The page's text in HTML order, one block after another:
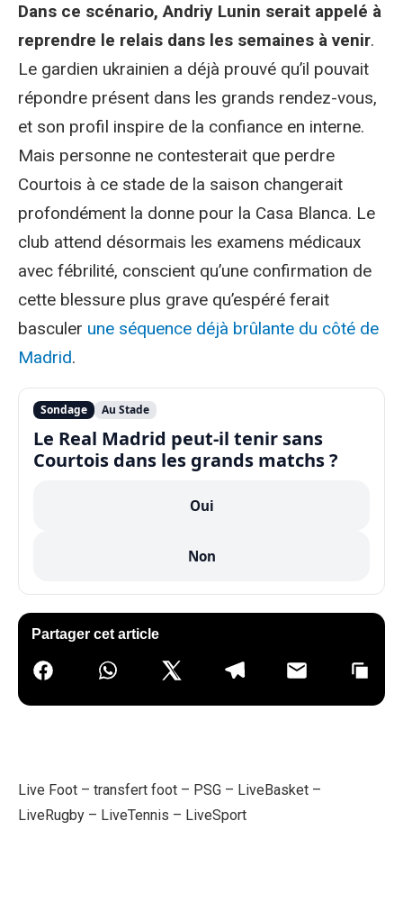
Dans ce scénario, Andriy Lunin serait appelé à
reprendre le relais dans les semaines à venir.
Le gardien ukrainien a déjà prouvé qu’il pouvait
répondre présent dans les grands rendez-vous,
et son profil inspire de la confiance en interne.
Mais personne ne contesterait que perdre
Courtois à ce stade de la saison changerait
profondément la donne pour la Casa Blanca. Le
club attend désormais les examens médicaux
avec fébrilité, conscient qu’une confirmation de
cette blessure plus grave qu’espéré ferait
basculer une séquence déjà brûlante du côté de
Madrid.
Sondage Au Stade
Le Real Madrid peut-il tenir sans
Courtois dans les grands matchs ?
Oui
Non
Partager cet article
Live Foot – transfert foot – PSG – LiveBasket –
LiveRugby – LiveTennis – LiveSport